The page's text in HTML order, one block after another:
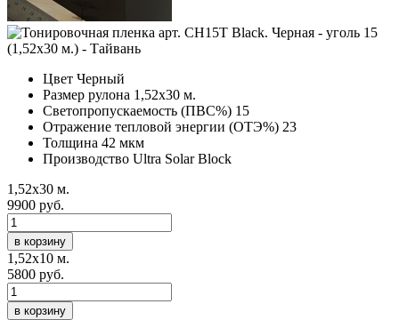
Цвет Черный
Размер рулона 1,52х30 м.
Светопропускаемость (ПВС%) 15
Отражение тепловой энергии (ОТЭ%) 23
Толщина 42 мкм
Производство Ultra Solar Block
1,52х30 м.
9900 руб.
в корзину
1,52х10 м.
5800 руб.
в корзину